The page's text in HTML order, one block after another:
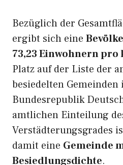
Bezüglich der
ergibt sich eine
73,23 Einwohnern pro
Platz auf der Liste der
besiedelten Gemeinden
Bundesrepublik
amtlichen Einteilung
Verstädterungsgrades
damit eine Gemeinde
Besiedlungsdichte.